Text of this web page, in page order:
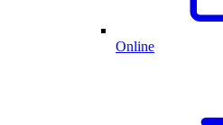
Online